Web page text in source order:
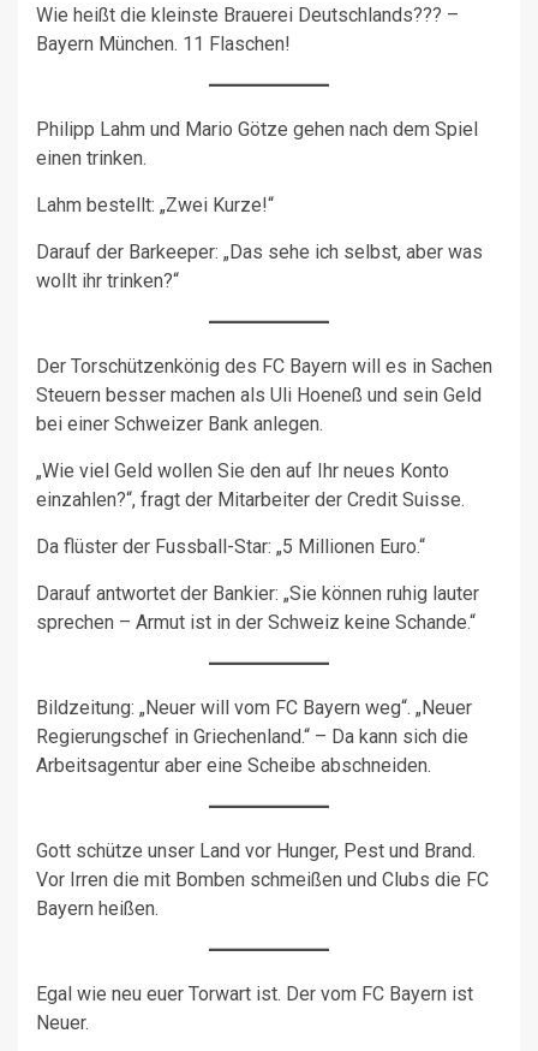
Wie heißt die kleinste Brauerei Deutschlands??? –
Bayern München. 11 Flaschen!
Philipp Lahm und Mario Götze gehen nach dem Spiel
einen trinken.
Lahm bestellt: „Zwei Kurze!“
Darauf der Barkeeper: „Das sehe ich selbst, aber was
wollt ihr trinken?“
Der Torschützenkönig des FC Bayern will es in Sachen
Steuern besser machen als Uli Hoeneß und sein Geld
bei einer Schweizer Bank anlegen.
„Wie viel Geld wollen Sie den auf Ihr neues Konto
einzahlen?“, fragt der Mitarbeiter der Credit Suisse.
Da flüster der Fussball-Star: „5 Millionen Euro.“
Darauf antwortet der Bankier: „Sie können ruhig lauter
sprechen – Armut ist in der Schweiz keine Schande.“
Bildzeitung: „Neuer will vom FC Bayern weg“. „Neuer
Regierungschef in Griechenland.“ – Da kann sich die
Arbeitsagentur aber eine Scheibe abschneiden.
Gott schütze unser Land vor Hunger, Pest und Brand.
Vor Irren die mit Bomben schmeißen und Clubs die FC
Bayern heißen.
Egal wie neu euer Torwart ist. Der vom FC Bayern ist
Neuer.